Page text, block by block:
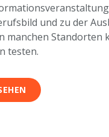
und zu der
manchen Standorten
testen.